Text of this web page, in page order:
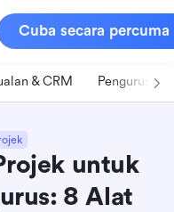
Cuba secara percuma
& CRM Pengurusan
untuk
8 Alat